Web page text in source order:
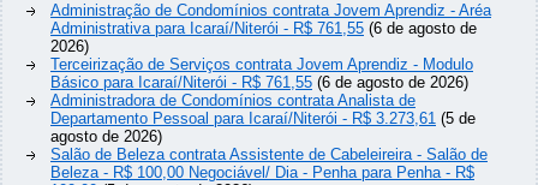
Administração de Condomínios contrata Jovem Aprendiz - Aréa
Administrativa para Icaraí/Niterói - R$ 761,55 (6 de agosto de
2026)
Terceirização de Serviços contrata Jovem Aprendiz - Modulo
Básico para Icaraí/Niterói - R$ 761,55 (6 de agosto de 2026)
Administradora de Condomínios contrata Analista de
Departamento Pessoal para Icaraí/Niterói - R$ 3.273,61 (5 de
agosto de 2026)
Salão de Beleza contrata Assistente de Cabeleireira - Salão de
Beleza - R$ 100,00 Negociável/ Dia - Penha para Penha - R$